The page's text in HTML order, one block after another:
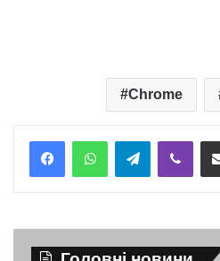
Chrome
TelegramViber